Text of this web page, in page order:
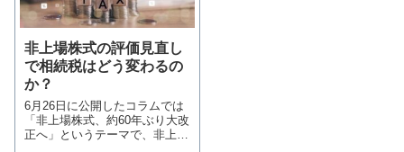
非上場株式の評価見直し
で相続税はどう変わるの
か？
6月26日に公開したコラムでは
「非上場株式、約60年ぶり大改
正へ」というテーマで、非上場